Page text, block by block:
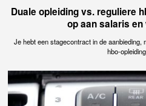
Duale opleiding vs. reguliere
op aan salaris
Je hebt een stagecontract in de
hbo-